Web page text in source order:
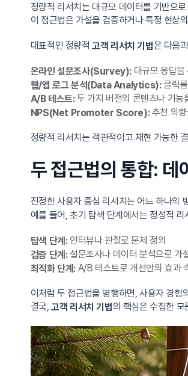
정량적 리서치는 대규모 데이터를 기반으
이 접근법은 가설을 검증하거나 특정 현상
대표적인 정량적 고객 리서치 기법은 다음
온라인 설문조사(Survey):대규모 응답을
웹/앱 로그 분석(Data Analytics):클릭
A/B 테스트:두 가지 버전의 콘텐츠나 기능
NPS(Net Promoter Score):추천 의향
정량적 리서치는 객관적이고 재현 가능한
두 접근법의 통합: 데
진정한 사용자 중심 리서치는 어느 하나의
예를 들어, 초기 탐색 단계에서는 정성적
탐색 단계:인터뷰나 관찰로 문제 정의
검증 단계:설문조사나 데이터 분석으로 가
최적화 단계:A/B 테스트로 개선안의 효과
이처럼 두 접근법을 병행하면, 사용자 경
결국,고객 리서치 기법의 핵심은 수집한 모